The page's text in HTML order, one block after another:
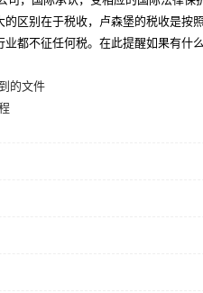
别在于税收，卢森堡的税收是按
都不征任何税。在此提醒如果有什
的文件